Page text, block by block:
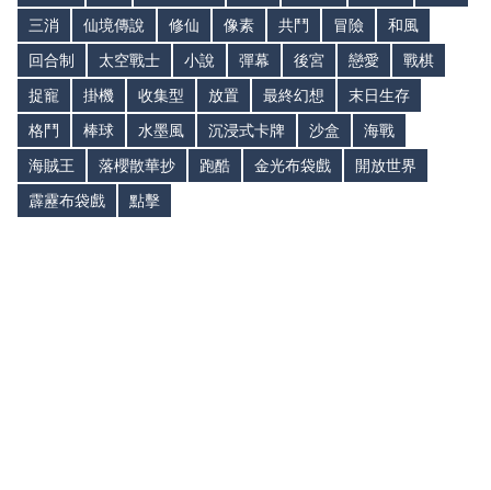
三消
仙境傳說 修仙 像素 共鬥 冒險
和風
回合制
太空戰士 小說 彈幕 後宮 戀愛
戰棋
捉寵
掛機 收集型 放置 最終幻想
末日生存
格鬥
棒球 水墨風 沉浸式卡牌 沙盒
海戰
海賊王
落櫻散華抄 跑酷 金光布袋戲
開放世界
霹靂布袋戲
點擊